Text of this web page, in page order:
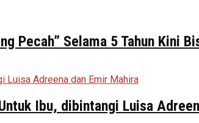
Pecah” Selama 5 Tahun Kini
Ibu, dibintangi Luisa